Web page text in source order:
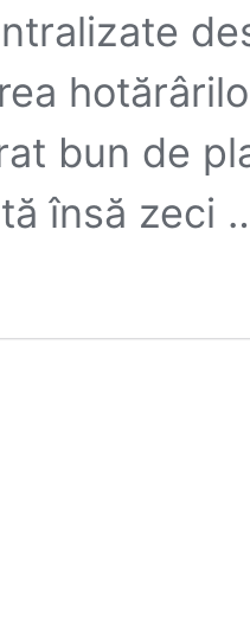
bun de
însă zeci